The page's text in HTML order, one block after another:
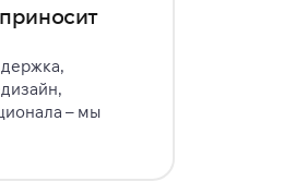
– мы